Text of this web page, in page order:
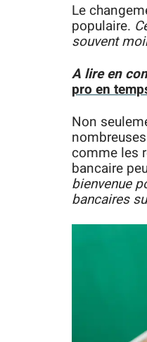
Le
populaire.
souvent
A lire en
pro en
Non
comme les
bancaire
bienvenue
bancaires